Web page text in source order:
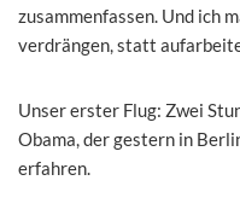
zusammenfassen. Und ich
verdrängen, statt
Unser erster Flug: Zwei
Obama, der gestern in
erfahren.